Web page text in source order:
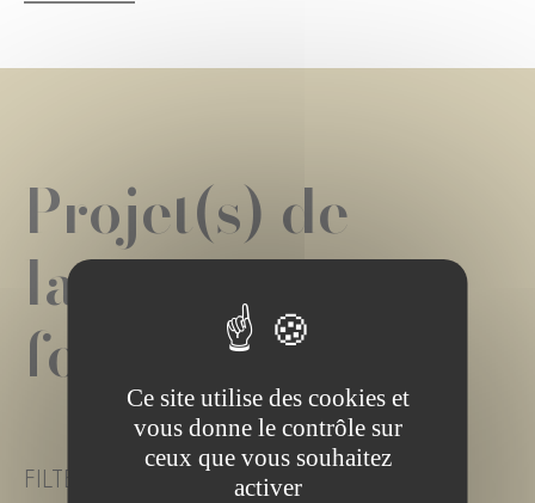
Projet(s) de
la
fondation
FILTER PROJECT STATUS
Ce site utilise des cookies et
vous donne le contrôle sur
ceux que vous souhaitez
activer